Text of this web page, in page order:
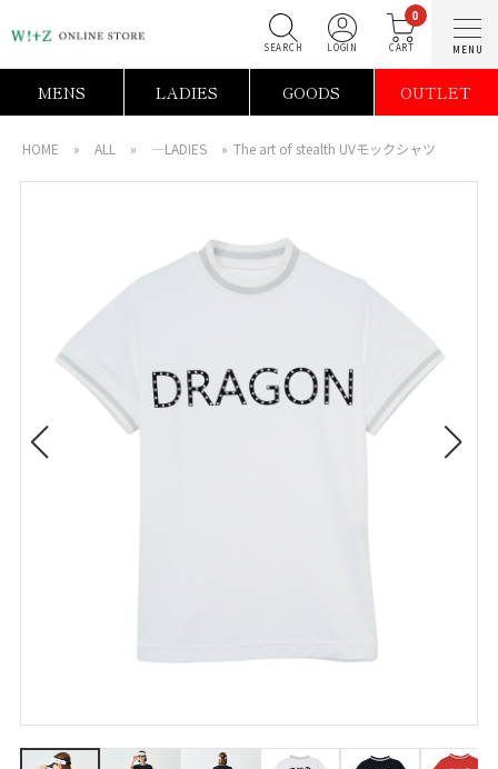
0
MENS LADIES GOODS OUTLET
HOME » ALL » ―LADIES » The art of stealth UVモックシャツ